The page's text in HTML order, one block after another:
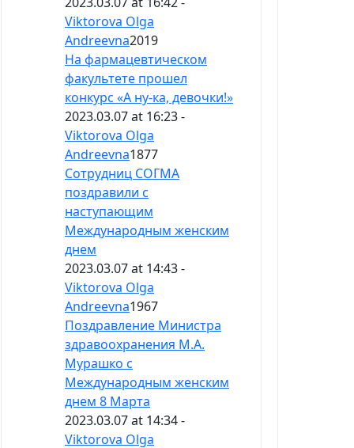
Viktorova Olga
Andreevna2019
На фармацевтическом
факультете прошел
конкурс «А ну-ка, девочки!»
2023.03.07 at 16:23 -
Viktorova Olga
Andreevna1877
Сотрудниц СОГМА
поздравили с
наступающим
Международным женским
днем
2023.03.07 at 14:43 -
Viktorova Olga
Andreevna1967
Поздравление Министра
здравоохранения М.А.
Мурашко с
Международным женским
днем 8 Марта
2023.03.07 at 14:34 -
Viktorova Olga